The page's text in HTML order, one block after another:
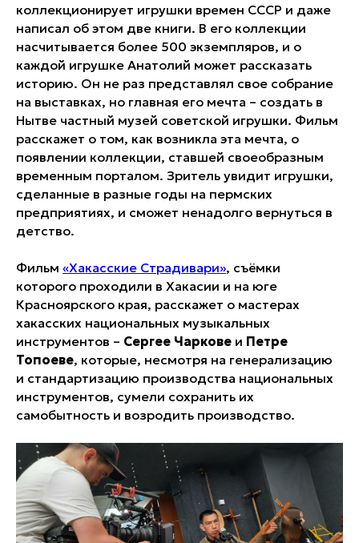
коллекционирует игрушки времен СССР и даже
написал об этом две книги. В его коллекции
насчитывается более 500 экземпляров, и о
каждой игрушке Анатолий может рассказать
историю. Он не раз представлял свое собрание
на выставках, но главная его мечта – создать в
Нытве частный музей советской игрушки. Фильм
расскажет о том, как возникла эта мечта, о
появлении коллекции, ставшей своеобразным
временным порталом. Зритель увидит игрушки,
сделанные в разные годы на пермских
предприятиях, и сможет ненадолго вернуться в
детство.
Фильм «Хакасские Страдивари», съёмки
которого проходили в Хакасии и на юге
Красноярского края, расскажет о мастерах
хакасских национальных музыкальных
инструментов – Сергее Чаркове и Петре
Топоеве, которые, несмотря на генерализацию
и стандартизацию производства национальных
инструментов, сумели сохранить их
самобытность и возродить производство.